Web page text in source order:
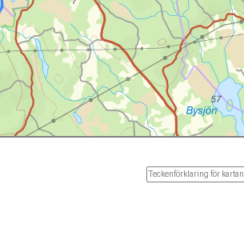
Teckenförklaring för kartan